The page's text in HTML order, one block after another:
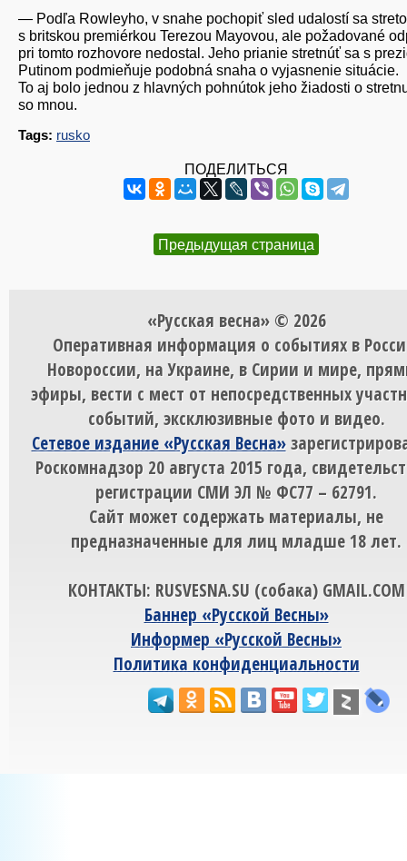
— Podľa Rowleyho, v snahe pochopiť sled udalostí sa
s britskou premiérkou Terezou Mayovou, ale požadované
pri tomto rozhovore nedostal. Jeho prianie stretnúť sa s
Putinom podmieňuje podobná snaha o vyjasnenie situácie.
To aj bolo jednou z hlavných pohnútok jeho žiadosti o
so mnou.
Tags: rusko
ПОДЕЛИТЬСЯ
Предыдущая страница
«Русская весна» © 2026
Оперативная информация о событиях в
Новороссии, на Украине, в Сирии и мире,
эфиры, вести с мест от непосредственных
событий, эксклюзивные фото и видео.
Сетевое издание «Русская Весна»
Роскомнадзор 20 августа 2015 года,
регистрации СМИ ЭЛ № ФС77 – 62791.
Сайт может содержать материалы, не
предназначенные для лиц младше 18 лет.
КОНТАКТЫ: RUSVESNA.SU (собака) GMAIL.COM
Баннер «Русской Весны»
Информер «Русской Весны»
Политика конфиденциальности